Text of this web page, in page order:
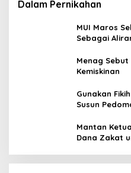
Dalam Pernikahan
MUI Maros
Sebagai
Menag
Kemiskinan
Gunakan
Susun
Mantan
Dana Zakat
Komdigi Pastikan
Warga RI ke AS